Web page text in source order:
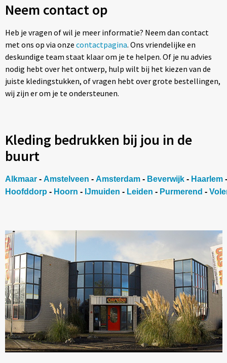
Neem contact op
Heb je vragen of wil je meer informatie? Neem dan contact
met ons op via onze contactpagina. Ons vriendelijke en
deskundige team staat klaar om je te helpen. Of je nu advies
nodig hebt over het ontwerp, hulp wilt bij het kiezen van de
juiste kledingstukken, of vragen hebt over grote bestellingen,
wij zijn er om je te ondersteunen.
Kleding bedrukken bij jou in de
buurt
Alkmaar- Amstelveen - Amsterdam- Beverwijk- Haarlem
Hoofddorp- Hoorn - IJmuiden - Leiden - Purmerend -